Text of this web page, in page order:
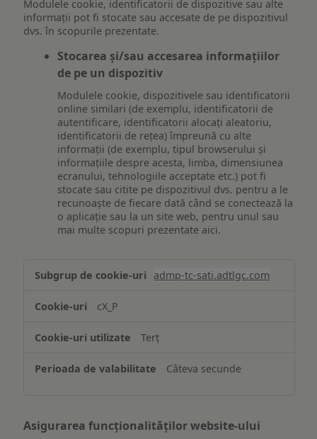
Modulele cookie, identificatorii de dispozitive sau alte
informații pot fi stocate sau accesate de pe dispozitivul
dvs. în scopurile prezentate.
Stocarea și/sau accesarea informațiilor
de pe un dispozitiv
Modulele cookie, dispozitivele sau identificatorii
online similari (de exemplu, identificatorii de
autentificare, identificatorii alocați aleatoriu,
identificatorii de rețea) împreună cu alte
informații (de exemplu, tipul browserului și
informațiile despre acesta, limba, dimensiunea
ecranului, tehnologiile acceptate etc.) pot fi
stocate sau citite pe dispozitivul dvs. pentru a le
recunoaște de fiecare dată când se conectează la
o aplicație sau la un site web, pentru unul sau
mai multe scopuri prezentate aici.
și/sau
informațiilor
pe
dispozitiv
admp-tc-sati.adtlgc.com
cX_P
Terț
Câteva secunde
Asigurarea funcționalităților website-ului